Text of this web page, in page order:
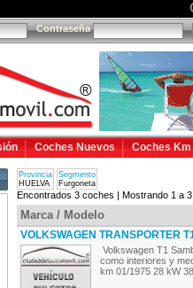
Contraseña
Coches Nuevos Coches Km
Provincia
HUELVA
Segmento
Furgoneta
Encontrados 3 coches | Mostrando 1 a 3
Marca / Modelo
VOLKSWAGEN TRANSPORTER
Volkswagen T1
como interiores y
km 01/1975 28 kW 38